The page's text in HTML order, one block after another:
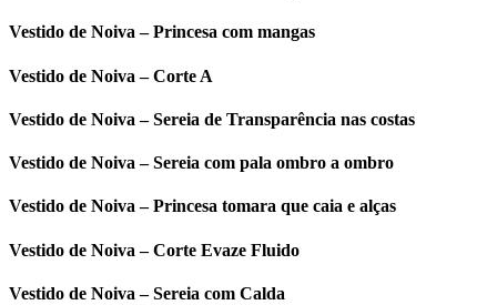
Vestido de Noiva – Princesa com mangas
Vestido de Noiva – Corte A
Vestido de Noiva – Sereia de Transparência nas costas
Vestido de Noiva – Sereia com pala ombro a ombro
Vestido de Noiva – Princesa tomara que caia e alças
Vestido de Noiva – Corte Evaze Fluido
Vestido de Noiva – Sereia com Calda